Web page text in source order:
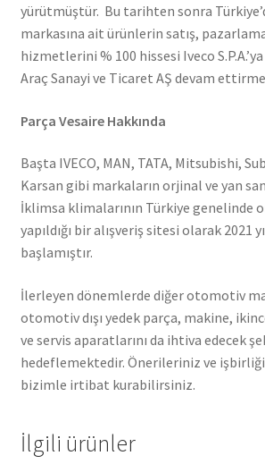
yürütmüştür. Bu tarihten sonra
markasına ait ürünlerin satış,
hizmetlerini % 100 hissesi Iveco
Araç Sanayi ve Ticaret AŞ devam
Parça Vesaire Hakkında
Başta IVECO, MAN, TATA, Mitsubishi,
Karsan gibi markaların orjinal ve yan
İklimsa klimalarının Türkiye genelinde
yapıldığı bir alışveriş sitesi olarak 2021
başlamıştır.
İlerleyen dönemlerde diğer otomotiv
otomotiv dışı yedek parça, makine,
ve servis aparatlarını da ihtiva edecek
hedeflemektedir. Önerileriniz ve
bizimle irtibat kurabilirsiniz.
İlgili ürünler